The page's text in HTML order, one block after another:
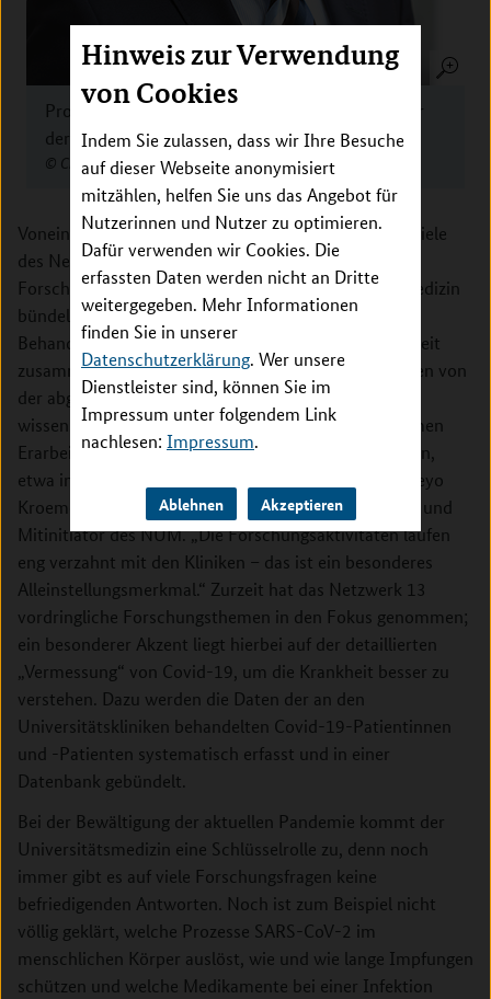
Hinweis zur Verwendung
von Cookies
Indem Sie zulassen, dass wir Ihre Besuche
auf dieser Webseite anonymisiert
mitzählen, helfen Sie uns das Angebot für
Nutzerinnen und Nutzer zu optimieren.
Dafür verwenden wir Cookies. Die
erfassten Daten werden nicht an Dritte
weitergegeben. Mehr Informationen
finden Sie in unserer
Datenschutzerklärung. Wer unsere
Dienstleister sind, können Sie im
Impressum unter folgendem Link
nachlesen: Impressum.
Ablehnen Akzeptieren
Prof. Dr. Heyo K. Kroemer, Vorstandsvorsitzender
der Charité – Universitätsmedizin Berlin
Charité –Universitätsmedizin Berlin
Voneinander und miteinander lernen – das sind die Ziele
des Netzwerks, das erstmals in einem Krisenfall die
Forschungsaktivitäten der deutschen Universitätsmedizin
bündelt und die Maßnahmenpläne, Diagnostik- und
Behandlungsstrategien einzelner Standorte bundesweit
zusammenführt und auswertet. „Die Aufgaben reichen von
der abgestimmten Datenerhebung für große
wissenschaftliche Fragestellungen bis zur gemeinsamen
Erarbeitung von praktischen Handlungsempfehlungen,
etwa in der Palliativmedizin“, betont Professor Dr. Heyo
Kroemer, Vorstandsvorsitzender der Berliner Charité und
Mitinitiator des NUM. „Die Forschungsaktivitäten laufen
eng verzahnt mit den Kliniken – das ist ein besonderes
Alleinstellungsmerkmal.“ Zurzeit hat das Netzwerk 13
vordringliche Forschungsthemen in den Fokus genommen;
ein besonderer Akzent liegt hierbei auf der detaillierten
„Vermessung“ von Covid-19, um die Krankheit besser zu
verstehen. Dazu werden die Daten der an den
Universitätskliniken behandelten Covid-19-Patientinnen
und -Patienten systematisch erfasst und in einer
Datenbank gebündelt.
Bei der Bewältigung der aktuellen Pandemie kommt der
Universitätsmedizin eine Schlüsselrolle zu, denn noch
immer gibt es auf viele Forschungsfragen keine
befriedigenden Antworten. Noch ist zum Beispiel nicht
völlig geklärt, welche Prozesse SARS-CoV-2 im
menschlichen Körper auslöst, wie und wie lange Impfungen
schützen und welche Medikamente bei einer Infektion